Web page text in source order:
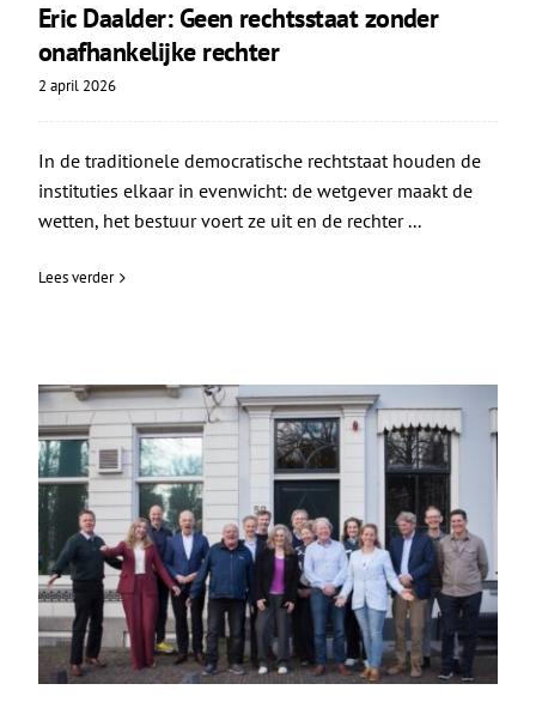
Eric Daalder: Geen rechtsstaat zonder
onafhankelijke rechter
2 april 2026
In de traditionele democratische rechtstaat houden de
instituties elkaar in evenwicht: de wetgever maakt de
wetten, het bestuur voert ze uit en de rechter ...
Lees verder